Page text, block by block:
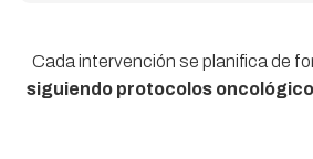
Cada intervención se planifica de
siguiendo protocolos